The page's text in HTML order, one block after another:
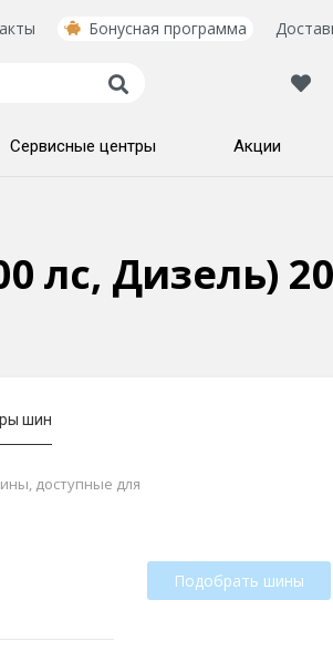
Бонусная программа
Сервисные центры Акции
лс, Дизель)
шин
доступные для
Подобрать шины